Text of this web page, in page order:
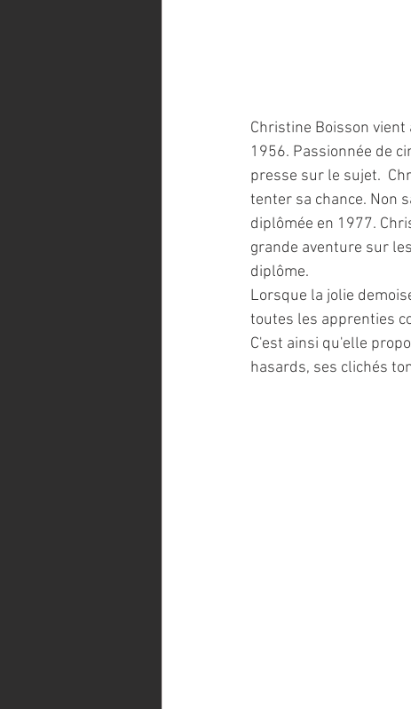
Christine Boisson vient
1956. Passionnée de
presse sur le sujet.
tenter sa chance. Non
diplômée en 1977.
grande aventure sur
diplôme.
Lorsque la jolie
toutes les apprenties
C'est ainsi qu'elle
hasards, ses clichés